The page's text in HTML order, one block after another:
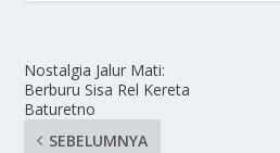
Nostalgia Jalur Mati:
Berburu Sisa Rel Kereta
Baturetno
SEBELUMNYA